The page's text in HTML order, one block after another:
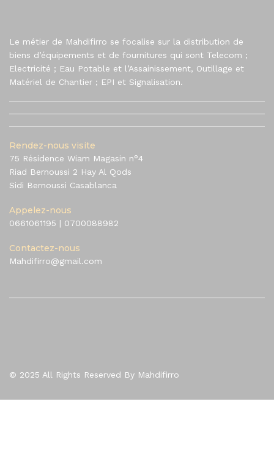
Le métier de Mahdifirro se focalise sur la distribution de
biens d’équipements et de fournitures qui sont Telecom ;
Electricité ; Eau Potable et l’Assainissement, Outillage et
Matériel de Chantier ; EPI et Signalisation.
Rendez-nous visite
75 Résidence Wiam Magasin n°4
Riad Bernoussi 2 Hay Al Qods
Sidi Bernoussi Casablanca
Appelez-nous
0661061195 | 0700088982
Contactez-nous
Mahdifirro@gmail.com
© 2025 All Rights Reserved By Mahdifirro